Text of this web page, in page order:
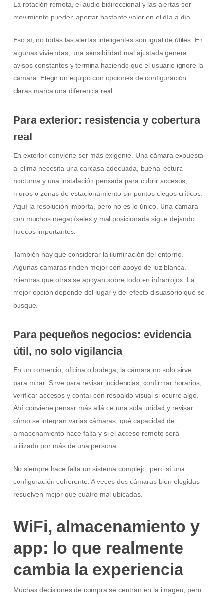
La rotación remota, el audio bidireccional y las alertas por
movimiento pueden aportar bastante valor en el día a día.
Eso sí, no todas las alertas inteligentes son igual de útiles. En
algunas viviendas, una sensibilidad mal ajustada genera
avisos constantes y termina haciendo que el usuario ignore la
cámara. Elegir un equipo con opciones de configuración
claras marca una diferencia real.
Para exterior: resistencia y cobertura
real
En exterior conviene ser más exigente. Una cámara expuesta
al clima necesita una carcasa adecuada, buena lectura
nocturna y una instalación pensada para cubrir accesos,
muros o zonas de estacionamiento sin puntos ciegos críticos.
Aquí la resolución importa, pero no es lo único. Una cámara
con muchos megapíxeles y mal posicionada sigue dejando
huecos importantes.
También hay que considerar la iluminación del entorno.
Algunas cámaras rinden mejor con apoyo de luz blanca,
mientras que otras se apoyan sobre todo en infrarrojos. La
mejor opción depende del lugar y del efecto disuasorio que se
busque.
Para pequeños negocios: evidencia
útil, no solo vigilancia
En un comercio, oficina o bodega, la cámara no solo sirve
para mirar. Sirve para revisar incidencias, confirmar horarios,
verificar accesos y contar con respaldo visual si ocurre algo.
Ahí conviene pensar más allá de una sola unidad y revisar
cómo se integran varias cámaras, qué capacidad de
almacenamiento hace falta y si el acceso remoto será
utilizado por más de una persona.
No siempre hace falta un sistema complejo, pero sí una
configuración coherente. A veces dos cámaras bien elegidas
resuelven mejor que cuatro mal ubicadas.
WiFi, almacenamiento y
app: lo que realmente
cambia la experiencia
Muchas decisiones de compra se centran en la imagen, pero